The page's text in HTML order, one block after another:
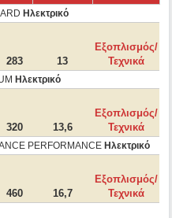
Ηλεκτρικό
283 13
Εξοπλισμός/
Τεχνικά
Ηλεκτρικό
320 13,6
Εξοπλισμός/
Τεχνικά
PERFORMANCE Ηλεκτρικό
460 16,7
Εξοπλισμός/
Τεχνικά